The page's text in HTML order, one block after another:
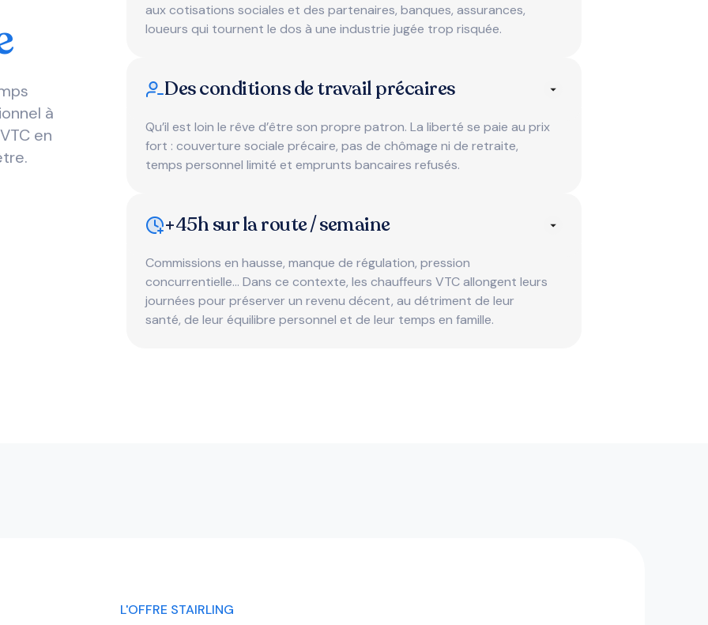
à
en
aux cotisations sociales et des partenaires, banques, assurances,
loueurs qui tournent le dos à une industrie jugée trop risquée.
Des conditions de travail précaires
Qu’il est loin le rêve d’être son propre patron. La liberté se paie au prix
fort : couverture sociale précaire, pas de chômage ni de retraite,
temps personnel limité et emprunts bancaires refusés.
+45h sur la route / semaine
Commissions en hausse, manque de régulation, pression
concurrentielle… Dans ce contexte, les chauffeurs VTC allongent leurs
journées pour préserver un revenu décent, au détriment de leur
santé, de leur équilibre personnel et de leur temps en famille.
L'OFFRE STAIRLING